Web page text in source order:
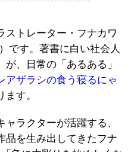
ストレーター・フナカワ
です。著書に白い社会人
、日常の「あるある」
アザラシの食う寝るにゃ
ます。
ラクターが活躍する、
品を生み出してきたフナ